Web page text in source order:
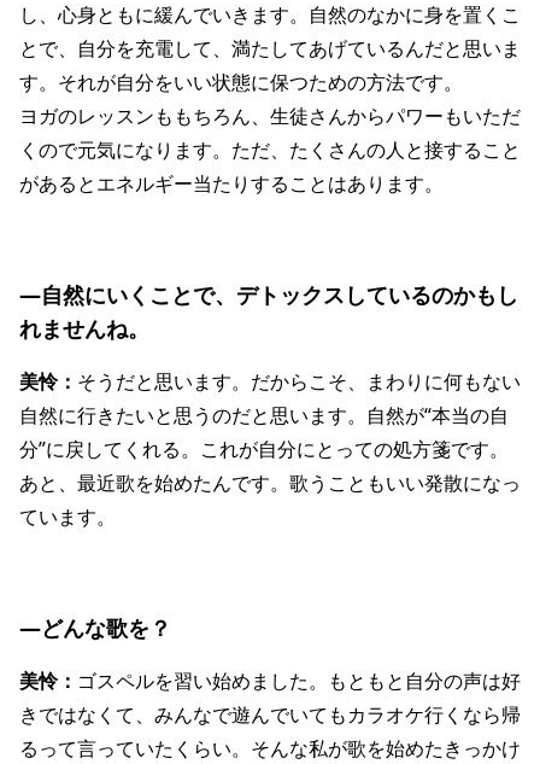
し、心身ともに緩んでいきます。自然のなかに身を置くこ
とで、自分を充電して、満たしてあげているんだと思いま
す。それが自分をいい状態に保つための方法です。
ヨガのレッスンももちろん、生徒さんからパワーもいただ
くので元気になります。ただ、たくさんの人と接すること
があるとエネルギー当たりすることはあります。
―自然にいくことで、デトックスしているのかもし
れませんね。
美怜： そうだと思います。だからこそ、まわりに何もない
自然に行きたいと思うのだと思います。自然が“本当の自
分”に戻してくれる。これが自分にとっての処方箋です。
あと、最近歌を始めたんです。歌うこともいい発散になっ
ています。
―どんな歌を？
美怜： ゴスペルを習い始めました。もともと自分の声は好
きではなくて、みんなで遊んでいてもカラオケ行くなら帰
るって言っていたくらい。そんな私が歌を始めたきっかけ